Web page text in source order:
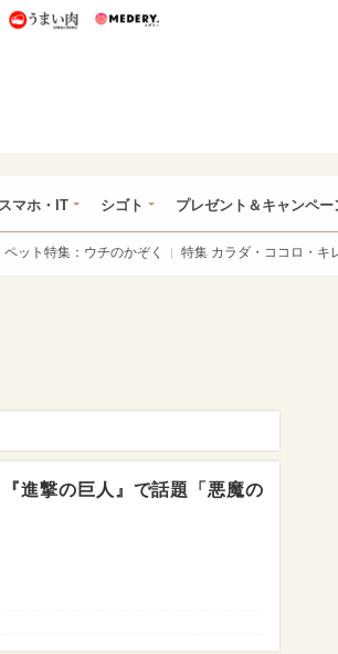
うまいパン うまい肉
スマホ・IT シゴト プレゼント＆キャンペー
ペット特集：ウチのかぞく 特集 カラダ・ココロ・キ
進撃の巨人』で話題「悪魔の